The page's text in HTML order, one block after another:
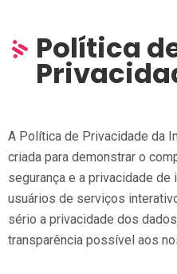
Política
A Política de Privacidade da
criada para demonstrar o
segurança e a privacidade
usuários de serviços
sério a privacidade dos
transparência possível aos